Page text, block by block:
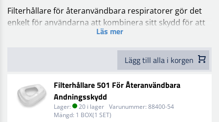
Filterhållare för återanvändbara respiratorer gör det
enkelt för användarna att kombinera sitt skydd för att
hantera en rad gas-, ång- och partikelfaror eller en
användningsområde med filterhållare för
återanvändbara respiratorer. Filteradapter gör det
möjligt för användare att kombinera partikelfilter och
gas- och ångfilter och är designad för användning med
filter för återanvändbara respiratorer. Filteradaptrar
kan enkelt sättas in och tas bort, så att arbetarna kan
Läs mer
Lägg till alla i korgen
Filterhållare 501 För Återanvändbara
Andningsskydd
Lager: 20 i lager Varunummer: 88400-54
Mängd: 1 BOX(1 SET)